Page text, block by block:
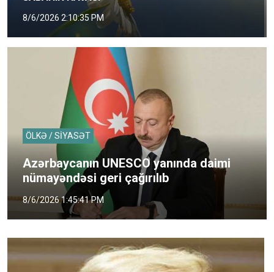
8/6/2026 2:10:35 PM
ÖLKƏ / SİYASƏT
Azərbaycanın UNESCO yanında daimi
nümayəndəsi geri çağırılıb
8/6/2026 1:45:41 PM